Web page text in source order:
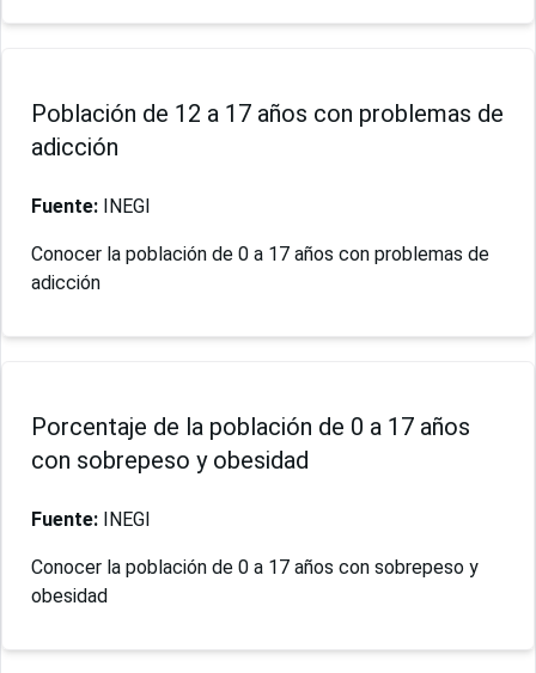
Población de 12 a 17 años con problemas de
adicción
Fuente: INEGI
Conocer la población de 0 a 17 años con problemas de
adicción
Porcentaje de la población de 0 a 17 años
con sobrepeso y obesidad
Fuente: INEGI
Conocer la población de 0 a 17 años con sobrepeso y
obesidad